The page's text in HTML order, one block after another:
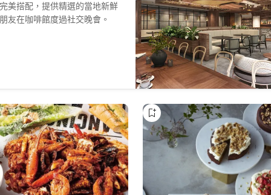
美搭配，提供精選的當地新鮮
友在咖啡館度過社交晚會。